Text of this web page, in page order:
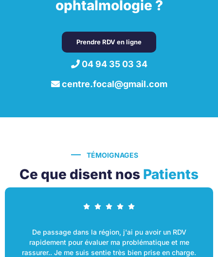
ophtalmologie ?
Prendre RDV en ligne
04 94 35 03 34
centre.focal@gmail.com
TÉMOIGNAGES
Ce que disent nos Patients
De passage dans la région, j'ai pu avoir un RDV
rapidement pour évaluer ma problématique et me
rassurer.. Je me suis sentie très bien prise en charge.